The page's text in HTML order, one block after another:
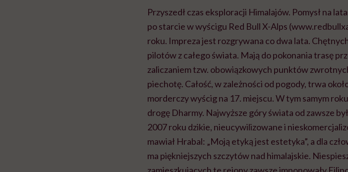
Przyszedł czas eksploracji Himalajów. Pomysł na
po starcie w wyścigu Red Bull X-Alps
roku. Impreza jest rozgrywana co dwa lata.
pilotów z całego świata. Mają do pokonania trasę
zaliczaniem tzw. obowiązkowych punktów
piechotę. Całość, w zależności od pogody, trwa
morderczy wyścig na 17. miejscu. W tym samym
drogę Dharmy. Najwyższe góry świata od zawsze
2007 roku dzikie, nieucywilizowane i
mawiał Hrabal: „Moją etyką jest estetyka”, a dla
ma piękniejszych szczytów nad himalajskie.